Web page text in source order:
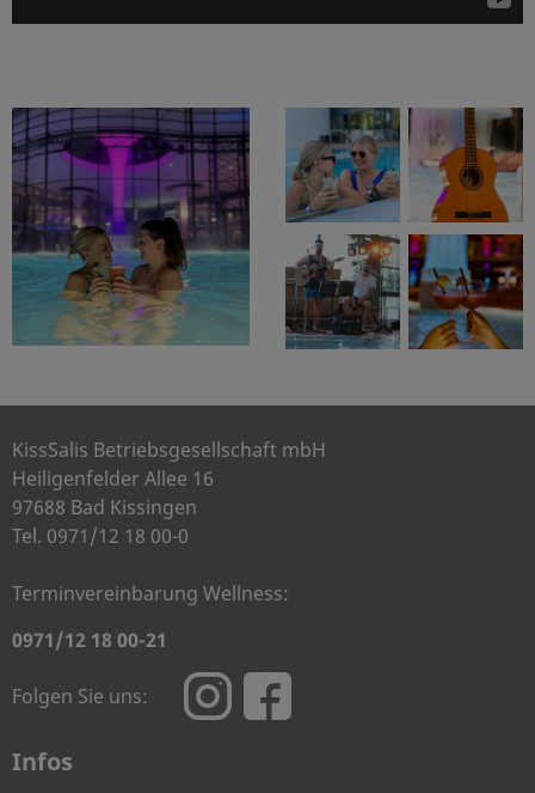
KissSalis Betriebsgesellschaft mbH
Heiligenfelder Allee 16
97688 Bad Kissingen
Tel. 0971/12 18 00-0
Terminvereinbarung Wellness:
0971/12 18 00-21
Folgen Sie uns:
Infos